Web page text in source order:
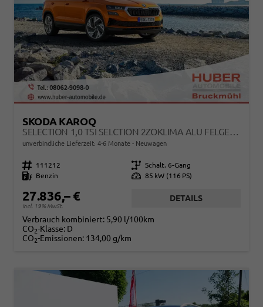
SKODA KAROQ
SELECTION 1,0 TSI SELCTION 2ZOKLIMA ALU FELGEN 5J GARANTIE SITZHEIZUNG LED SCHEINWERFER TEMPOMAT
unverbindliche Lieferzeit: 4-6 Monate Neuwagen
Fahrzeugnr. 111212 Getriebe Schalt. 6-Gang
Kraftstoff
Benzin Leistung 85 kW (116 PS)
27.836,– €
incl. 19% MwSt.
DETAILS
Verbrauch kombiniert: 5,90 l/100km
CO2-Klasse: D
CO2-Emissionen: 134,00 g/km